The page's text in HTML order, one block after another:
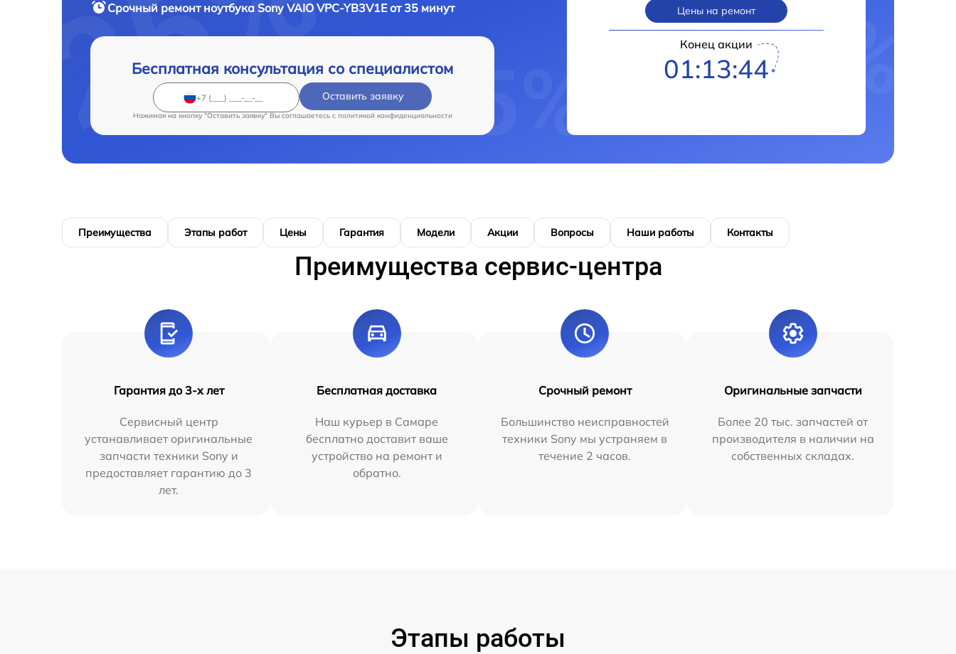
Срочный ремонт ноутбука Sony VAIO VPC-YB3V1E от 35 минут
Бесплатная консультация со специалистом
Оставить заявку
Нажимая на кнопку "Оставить заявку" Вы соглашаетесь c политикой конфиденциальности
Цены на ремонт
Конец акции
01:13:43
Преимущества Этапы работ Цены Гарантия Модели Акции Вопросы Наши работы Контакты
Преимущества сервис-центра
Гарантия до 3-х лет
Сервисный центр
устанавливает оригинальные
запчасти техники Sony и
предоставляет гарантию до 3
лет.
Бесплатная доставка
Наш курьер в Самаре
бесплатно доставит ваше
устройство на ремонт и
обратно.
Срочный ремонт
Большинство неисправностей
техники Sony мы устраняем в
течение 2 часов.
Оригинальные запчасти
Более 20 тыс. запчастей от
производителя в наличии на
собственных складах.
Этапы работы